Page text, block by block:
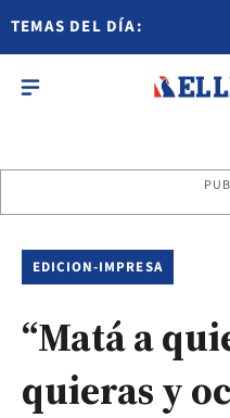
TEMAS DEL DÍA:
EDICION-IMPRESA
“Matá a
quieras y